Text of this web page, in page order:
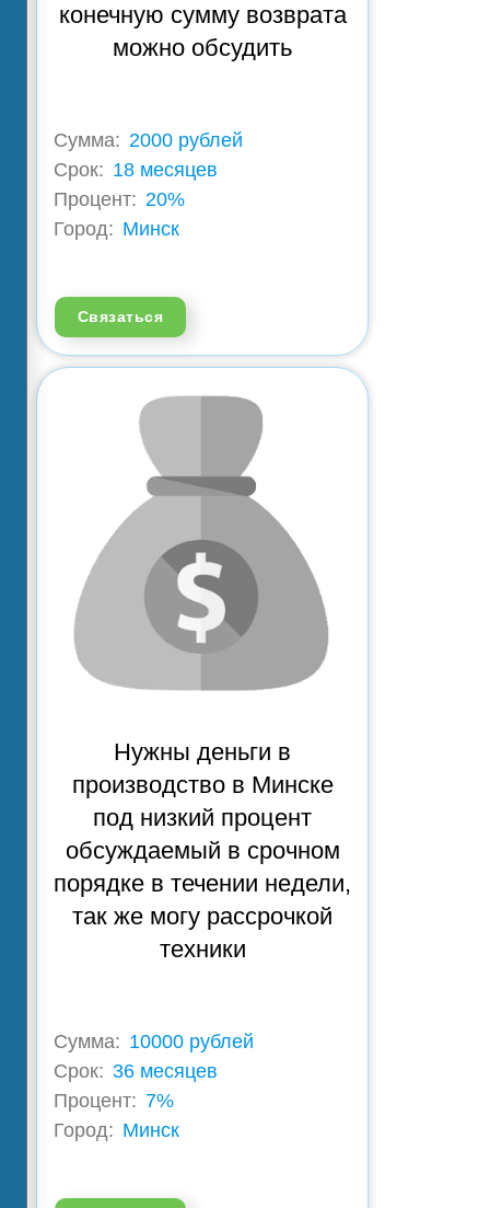
конечную сумму возврата
можно обсудить
Сумма: 2000 рублей
Срок: 18 месяцев
Процент: 20%
Город: Минск
Связаться
Нужны деньги в
производство в Минске
под низкий процент
обсуждаемый в срочном
порядке в течении недели,
так же могу рассрочкой
техники
Сумма: 10000 рублей
Срок: 36 месяцев
Процент: 7%
Город: Минск